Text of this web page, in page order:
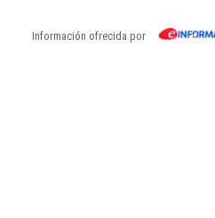
Información ofrecida por